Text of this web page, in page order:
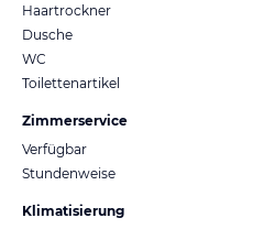
Haartrockner
Dusche
WC
Toilettenartikel
Zimmerservice
Verfügbar
Stundenweise
Klimatisierung